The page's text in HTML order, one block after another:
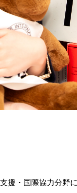
・国際協力分野